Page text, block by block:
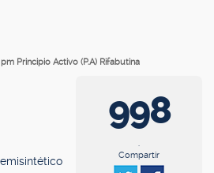
pm Principio Activo (P.A) Rifabutina
998
.
Compartir